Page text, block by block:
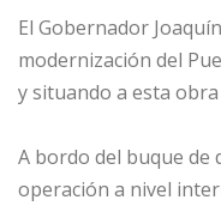
El Gobernador
modernización del
y situando a esta
A bordo del buque de
operación a nivel